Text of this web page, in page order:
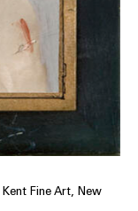
Fine Art, New